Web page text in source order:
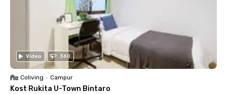
Video 360
Coliving • Campur
Kost Rukita U-Town Bintaro